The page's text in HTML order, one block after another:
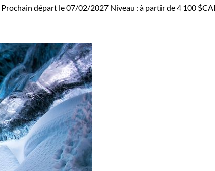
Prochain départ le 07/02/2027 Niveau : à partir de4 100